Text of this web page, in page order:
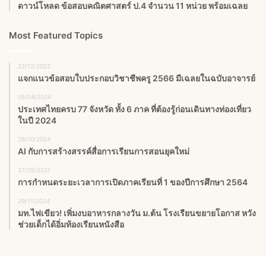
ดาวน์โหลด ข้อสอบคณิตศาสตร์ ป.4 จำนวน 11 หน่วย พร้อมเฉลย
Most Featured Topics
22/12/2022
แจกแนวข้อสอบใบประกอบวิชาชีพครู 2566 มีเฉลยในฉบับอาจารย์
05/04/2024
ประเทศไทยครบ 77 จังหวัด ทั้ง 6 ภาค ที่ต้องรู้ก่อนเดินทางท่องเที่ยว
ในปี 2024
28/10/2024
AI กับการสร้างสรรค์สื่อการเรียนการสอนยุคใหม่
27/05/2021
การกำหนดระยะเวลาการเปิดภาคเรียนที่ 1 ของปีการศึกษา 2564
29/11/2024
มท.ไฟเขียว! เพิ่มงบอาหารกลางวัน ม.ต้น โรงเรียนขยายโอกาส หวัง
ช่วยเด็กได้อิ่มท้องเรียนหนังสือ